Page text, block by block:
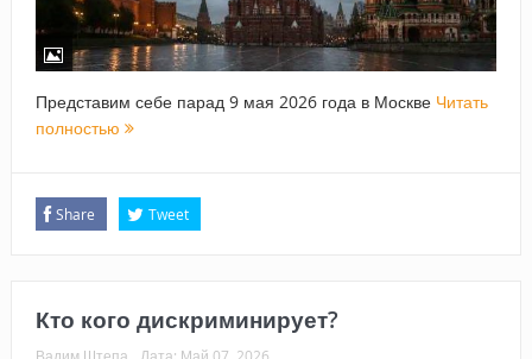
Представим себе парад 9 мая 2026 года в Москве Читать
полностью
Share Tweet
Кто кого дискриминирует?